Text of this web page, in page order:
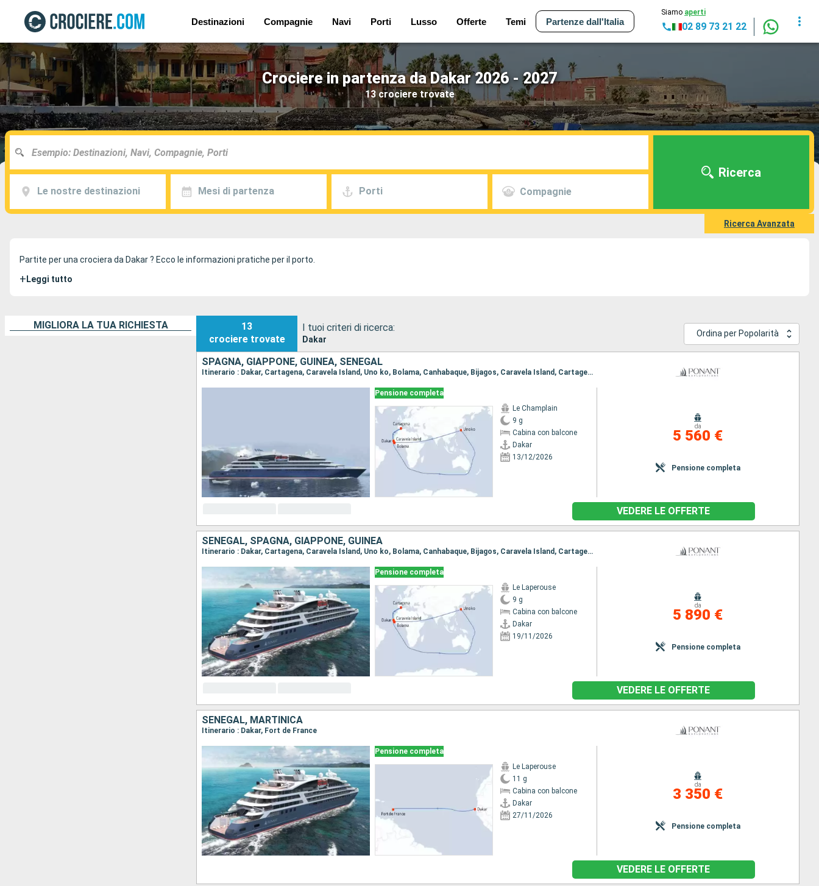
Destinazioni Compagnie Navi Porti Lusso Offerte Temi Partenze dall'Italia
Siamo aperti
02 89 73 21 22
Crociere in partenza da Dakar 2026 - 2027
13 crociere trovate
Le nostre destinazioni Mesi di partenza Porti Compagnie
Ricerca
Ricerca Avanzata
Partite per una crociera da Dakar ? Ecco le informazioni pratiche per il porto.
+ Leggi tutto
MIGLIORA LA TUA RICHIESTA
13
crociere trovate
I tuoi criteri di ricerca:
Dakar
Ordina per Popolarità
SPAGNA, GIAPPONE, GUINEA, SENEGAL
Itinerario : Dakar, Cartagena, Caravela Island, Uno ko, Bolama, Canhabaque, Bijagos, Caravela Island, Cartagena, Ile de Kéré, Dakar
Pensione completa
Le Champlain
9 g
Cabina con balcone
Dakar
13/12/2026
da
5 560 €
Pensione completa
VEDERE LE OFFERTE
SENEGAL, SPAGNA, GIAPPONE, GUINEA
Itinerario : Dakar, Cartagena, Caravela Island, Uno ko, Bolama, Canhabaque, Bijagos, Caravela Island, Cartagena, Ile de Kéré, Dakar
Pensione completa
Le Laperouse
9 g
Cabina con balcone
Dakar
19/11/2026
da
5 890 €
Pensione completa
VEDERE LE OFFERTE
SENEGAL, MARTINICA
Itinerario : Dakar, Fort de France
Pensione completa
Le Laperouse
11 g
Cabina con balcone
Dakar
27/11/2026
da
3 350 €
Pensione completa
VEDERE LE OFFERTE